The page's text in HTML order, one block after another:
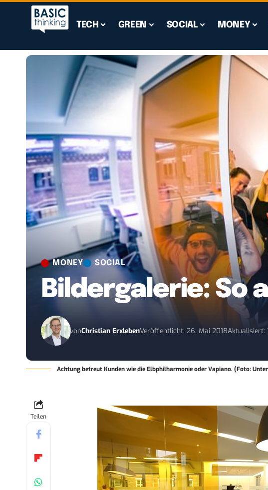
TECH GREEN SOCIAL MONEY
MONEY SOCIAL
Bildergalerie: So
vonChristian ErxlebenVeröffentlicht: 26. Mai 2018Aktualisiert:
Achtung betreut Kunden wie die Elbphilharmonie oder Vapiano. (Foto:
Teilen